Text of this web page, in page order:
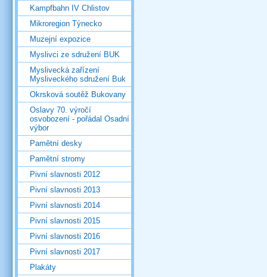
Kampfbahn IV Chlistov
Mikroregion Týnecko
Muzejní expozice
Myslivci ze sdružení BUK
Myslivecká zařízení
Mysliveckého sdružení Buk
Okrsková soutěž Bukovany
Oslavy 70. výročí
osvobození - pořádal Osadní
výbor
Pamětní desky
Pamětní stromy
Pivní slavnosti 2012
Pivní slavnosti 2013
Pivní slavnosti 2014
Pivní slavnosti 2015
Pivní slavnosti 2016
Pivní slavnosti 2017
Plakáty